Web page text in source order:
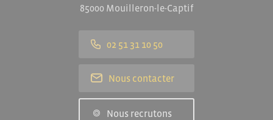
85000 Mouilleron-le-Captif
02 51 31 10 50
Nous contacter
Nous recrutons